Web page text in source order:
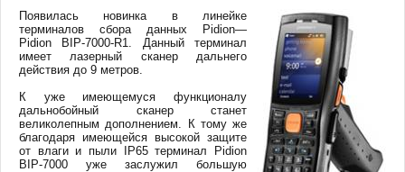
Появилась новинка в линейке
терминалов сбора данных Pidion—
Pidion BIP-7000-R1. Данный терминал
имеет лазерный сканер дальнего
действия до 9 метров.
К уже имеющемуся функционалу
дальнобойный сканер станет
великолепным дополнением. К тому же
благодаря имеющейся высокой защите
от влаги и пыли IP65 терминал Pidion
BIP-7000 уже заслужил большую